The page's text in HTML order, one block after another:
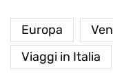
Europa
Viaggi in Italia